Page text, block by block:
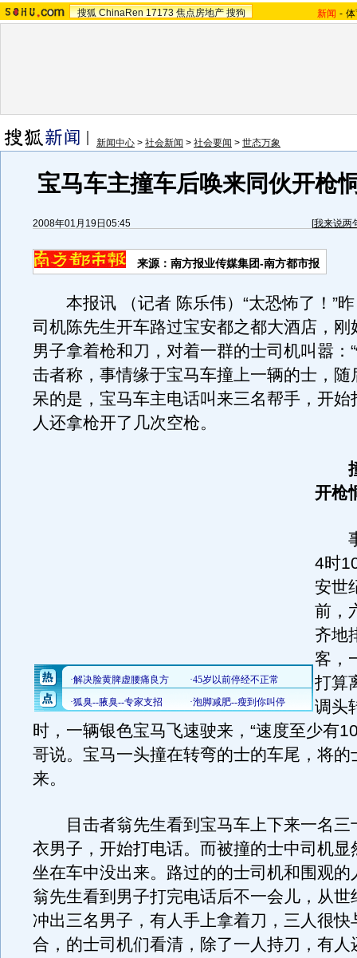
搜狐 ChinaRen 17173 焦点房地产 搜狗 新闻 -
新闻中心 > 社会新闻 > 社会要闻 > 世态万象
宝马车主撞车后唤来同伙开枪
2008年01月19日05:45 [我来说两
来源：南方报业传媒集团-南方都市报
本报讯 （记者 陈乐伟）“太恐怖了！”昨
司机陈先生开车路过宝安都之都大酒店，刚
男子拿着枪和刀，对着一群的士司机叫嚣：
击者称，事情缘于宝马车撞上一辆的士，随
呆的是，宝马车主电话叫来三名帮手，开始
人还拿枪开了几次空枪。
撞
开枪
事
4时
安世
前，
齐地
客，
打算
调头
时，一辆银色宝马飞速驶来，“速度至少有
哥说。宝马一头撞在转弯的士的车尾，将的
来。
目击者翁先生看到宝马车上下来一名三
衣男子，开始打电话。而被撞的士中司机显
坐在车中没出来。路过的的士司机和围观的
翁先生看到男子打完电话后不一会儿，从世
冲出三名男子，有人手上拿着刀，三人很快
合，的士司机们看清，除了一人持刀，有人